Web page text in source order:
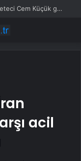
İstanbul Cumhuriyet Başsavcılığı: Gazeteci Cem Küçük gözaltına alındı
acil